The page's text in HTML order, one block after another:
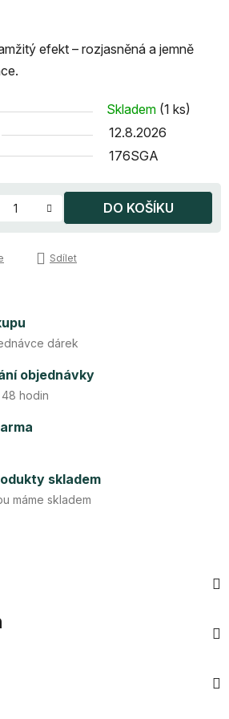
efekt – rozjasněná a jemně
Skladem (1 ks)
12.8.2026
176SGA
DO KOŠÍKU
Sdílet
dárek
objednávky
hodin
skladem
máme skladem